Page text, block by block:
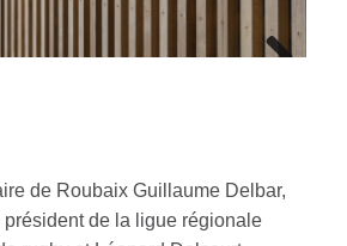
de Roubaix Guillaume Delbar,
de la ligue régionale